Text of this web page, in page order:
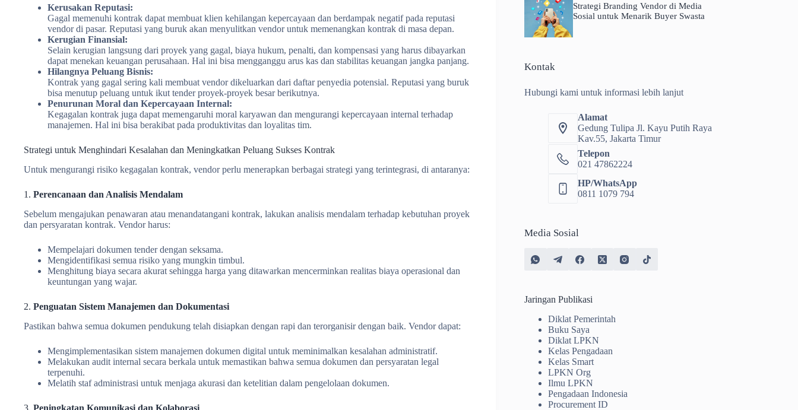
Kerusakan Reputasi:
Gagal memenuhi kontrak dapat membuat klien kehilangan kepercayaan dan berdampak negatif pada reputasi
vendor di pasar. Reputasi yang buruk akan menyulitkan vendor untuk memenangkan kontrak di masa depan.
Kerugian Finansial:
Selain kerugian langsung dari proyek yang gagal, biaya hukum, penalti, dan kompensasi yang harus dibayarkan
dapat menekan keuangan perusahaan. Hal ini bisa mengganggu arus kas dan stabilitas keuangan jangka panjang.
Hilangnya Peluang Bisnis:
Kontrak yang gagal sering kali membuat vendor dikeluarkan dari daftar penyedia potensial. Reputasi yang buruk
bisa menutup peluang untuk ikut tender proyek-proyek besar berikutnya.
Penurunan Moral dan Kepercayaan Internal:
Kegagalan kontrak juga dapat memengaruhi moral karyawan dan mengurangi kepercayaan internal terhadap
manajemen. Hal ini bisa berakibat pada produktivitas dan loyalitas tim.
Strategi untuk Menghindari Kesalahan dan Meningkatkan Peluang Sukses Kontrak
Untuk mengurangi risiko kegagalan kontrak, vendor perlu menerapkan berbagai strategi yang terintegrasi, di antaranya:
1. Perencanaan dan Analisis Mendalam
Sebelum mengajukan penawaran atau menandatangani kontrak, lakukan analisis mendalam terhadap kebutuhan proyek
dan persyaratan kontrak. Vendor harus:
Mempelajari dokumen tender dengan seksama.
Mengidentifikasi semua risiko yang mungkin timbul.
Menghitung biaya secara akurat sehingga harga yang ditawarkan mencerminkan realitas biaya operasional dan
keuntungan yang wajar.
2. Penguatan Sistem Manajemen dan Dokumentasi
Pastikan bahwa semua dokumen pendukung telah disiapkan dengan rapi dan terorganisir dengan baik. Vendor dapat:
Mengimplementasikan sistem manajemen dokumen digital untuk meminimalkan kesalahan administratif.
Melakukan audit internal secara berkala untuk memastikan bahwa semua dokumen dan persyaratan legal
terpenuhi.
Melatih staf administrasi untuk menjaga akurasi dan ketelitian dalam pengelolaan dokumen.
3. Peningkatan Komunikasi dan Kolaborasi
Strategi Branding Vendor di Media
Sosial untuk Menarik Buyer Swasta
Kontak
Hubungi kami untuk informasi lebih lanjut
Alamat
Gedung Tulipa Jl. Kayu Putih Raya
Kav.55, Jakarta Timur
Telepon
021 47862224
HP/WhatsApp
0811 1079 794
Media Sosial
Jaringan Publikasi
Diklat Pemerintah
Buku Saya
Diklat LPKN
Kelas Pengadaan
Kelas Smart
LPKN Org
Ilmu LPKN
Pengadaan Indonesia
Procurement ID